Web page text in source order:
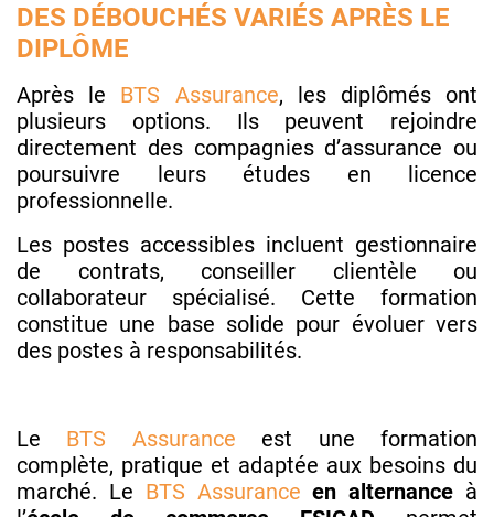
DES DÉBOUCHÉS VARIÉS APRÈS LE
DIPLÔME
Après le BTS Assurance, les diplômés ont
plusieurs options. Ils peuvent rejoindre
directement des compagnies d’assurance ou
poursuivre leurs études en licence
professionnelle.
Les postes accessibles incluent gestionnaire
de contrats, conseiller clientèle ou
collaborateur spécialisé. Cette formation
constitue une base solide pour évoluer vers
des postes à responsabilités.
Le BTS Assurance est une formation
complète, pratique et adaptée aux besoins du
marché. Le BTS Assurance en alternance à